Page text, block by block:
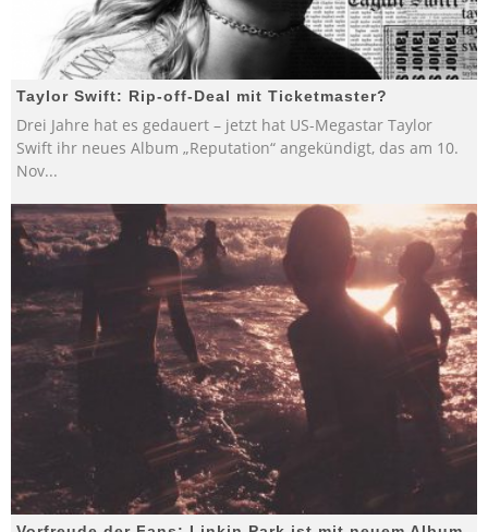
Taylor Swift: Rip-off-Deal mit Ticketmaster?
Drei Jahre hat es gedauert – jetzt hat US-Megastar Taylor
Swift ihr neues Album „Reputation“ angekündigt, das am 10.
Nov...